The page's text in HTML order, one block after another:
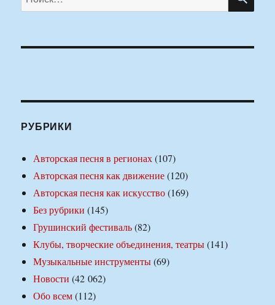
РУБРИКИ
Авторская песня в регионах(107)
Авторская песня как движение(120)
Авторская песня как искусство(169)
Без рубрики (145)
Грушинский фестиваль(82)
Клубы, творческие объединения, театры(141)
Музыкальные инструменты(69)
Новости (42 062)
Обо всем(112)